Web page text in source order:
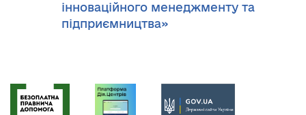
інноваційного менеджменту та
підприємництва»